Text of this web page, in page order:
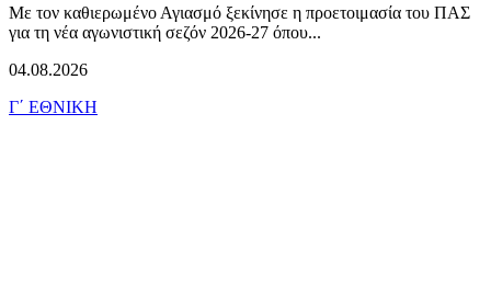
Με τον καθιερωμένο Αγιασμό ξεκίνησε η προετοιμασία του ΠΑΣ
για τη νέα αγωνιστική σεζόν 2026-27 όπου...
04.08.2026
Γ΄ ΕΘΝΙΚΗ